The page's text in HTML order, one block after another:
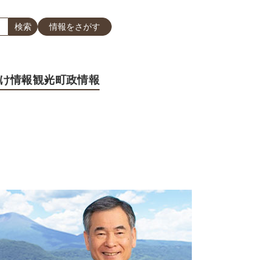
情報をさがす
情報観光町政情報